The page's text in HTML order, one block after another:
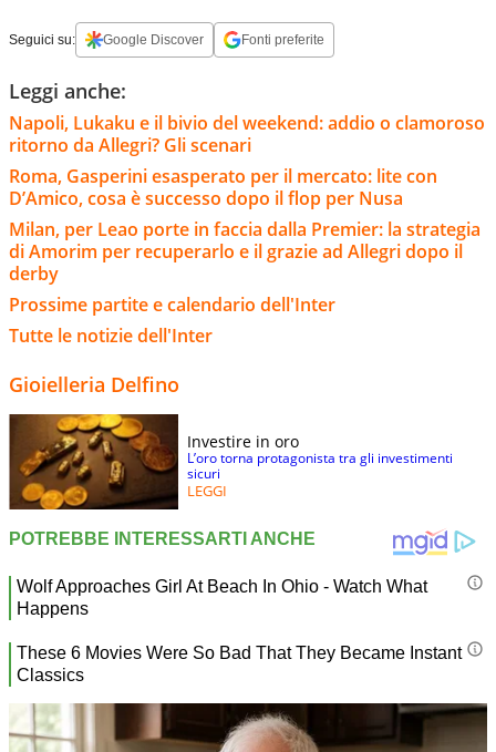
Seguici su: Google Discover Fonti preferite
Leggi anche:
Napoli, Lukaku e il bivio del weekend: addio o clamoroso
ritorno da Allegri? Gli scenari
Roma, Gasperini esasperato per il mercato: lite con
D’Amico, cosa è successo dopo il flop per Nusa
Milan, per Leao porte in faccia dalla Premier: la strategia
di Amorim per recuperarlo e il grazie ad Allegri dopo il
derby
Prossime partite e calendario dell'Inter
Tutte le notizie dell'Inter
Gioielleria Delfino
Investire in oro
L’oro torna protagonista tra gli investimenti
sicuri
LEGGI